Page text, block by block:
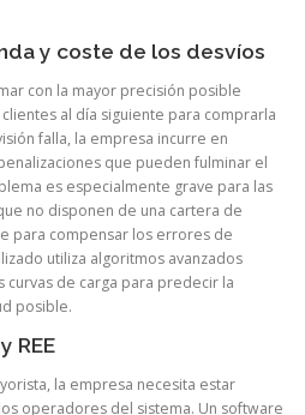
y coste de los desvíos
con la mayor precisión posible
al día siguiente para comprarla
falla, la empresa incurre en
que pueden fulminar el
es especialmente grave para las
no disponen de una cartera de
para compensar los errores de
utiliza algoritmos avanzados
curvas de carga para predecir la
posible.
REE
la empresa necesita estar
operadores del sistema. Un software